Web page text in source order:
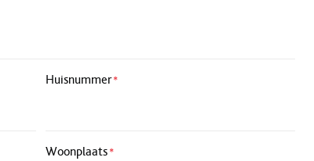
Huisnummer*
Woonplaats *